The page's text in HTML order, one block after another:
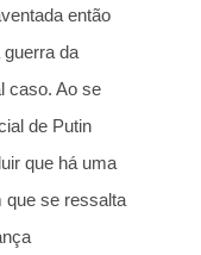
então
guerra da
caso. Ao se
de Putin
que há uma
que se ressalta